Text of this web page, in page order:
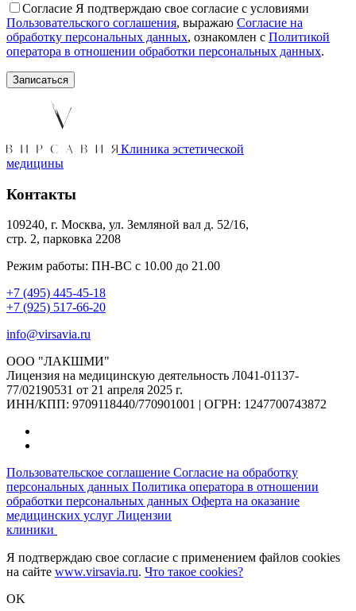
Согласие Я подтверждаю свое согласие с условиями
Пользовательского соглашения, выражаю Согласие на
обработку персональных данных, ознакомлен с Политикой
оператора в отношении обработки персональных данных.
Клиника эстетической
медицины
Контакты
109240, г. Москва, ул. Земляной вал д. 52/16,
стр. 2, парковка 2208
Режим работы: ПН-ВС с 10.00 до 21.00
+7 (495) 445-45-18
+7 (925) 517-66-20
info@virsavia.ru
ООО "ЛАКШМИ"
Лицензия на медицинскую деятельность Л041-01137-
77/02190531 от 21 апреля 2025 г.
ИНН/КПП: 9709118440/770901001 | ОГРН: 1247700743872
Пользовательское соглашение Согласие на обработку
персональных данных Политика оператора в отношении
обработки персональных данных Оферта на оказание
медицинских услуг Лицензии
клиники
Я подтверждаю свое согласие с применением файлов cookies
на сайте www.virsavia.ru. Что такое cookies?
OK